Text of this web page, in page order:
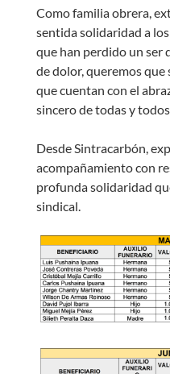
Como familia obrera,
sentida solidaridad a
que han perdido un ser
de dolor, queremos que
que cuentan con el
sincero de todas y
Desde Sintracarbón,
acompañamiento con
profunda solidaridad
sindical.